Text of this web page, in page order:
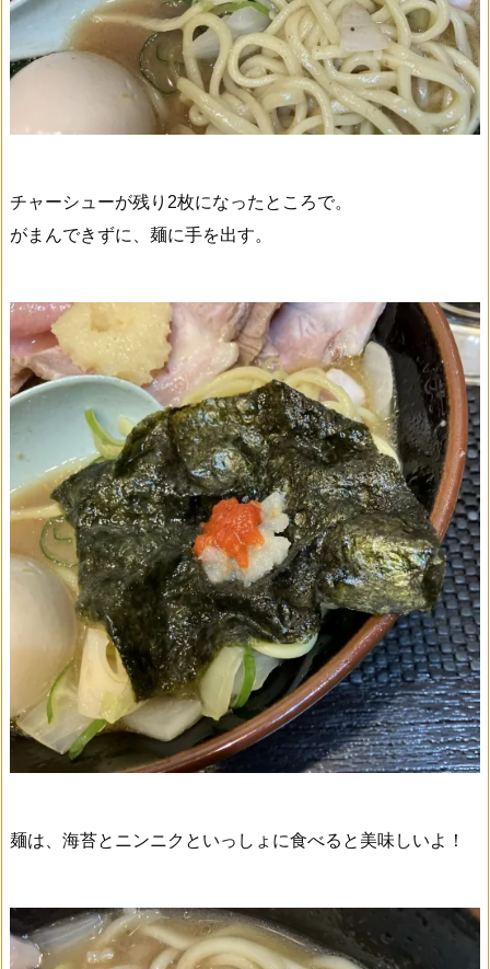
チャーシューが残り2枚になったところで。
がまんできずに、麺に手を出す。
麺は、海苔とニンニクといっしょに食べると美味しいよ！